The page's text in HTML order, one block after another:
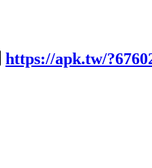
https://apk.tw/